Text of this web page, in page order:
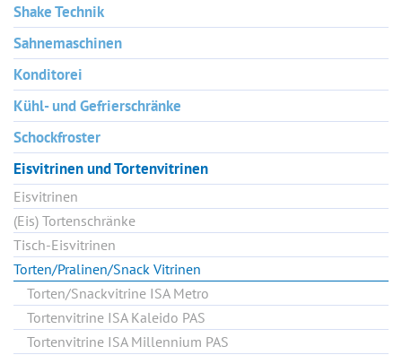
Shake Technik
Sahnemaschinen
Konditorei
Kühl- und Gefrierschränke
Schockfroster
Eisvitrinen und Tortenvitrinen
Eisvitrinen
(Eis) Tortenschränke
Tisch-Eisvitrinen
Torten/Pralinen/Snack Vitrinen
Torten/Snackvitrine ISA Metro
Tortenvitrine ISA Kaleido PAS
Tortenvitrine ISA Millennium PAS